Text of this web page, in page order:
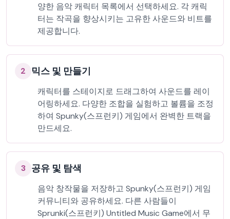
양한 음악 캐릭터 목록에서 선택하세요. 각 캐릭
터는 작곡을 향상시키는 고유한 사운드와 비트를
제공합니다.
2 믹스 및 만들기
캐릭터를 스테이지로 드래그하여 사운드를 레이
어링하세요. 다양한 조합을 실험하고 볼륨을 조정
하여 Spunky(스프런키) 게임에서 완벽한 트랙을
만드세요.
3 공유 및 탐색
음악 창작물을 저장하고 Spunky(스프런키) 게임
커뮤니티와 공유하세요. 다른 사람들이
Sprunki(스프런키) Untitled Music Game에서 무